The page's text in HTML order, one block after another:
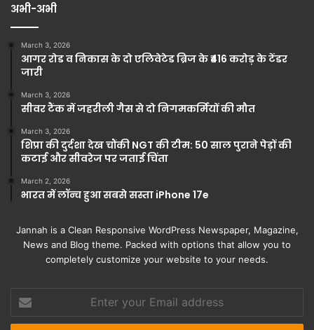
अभी-अभी
March 3, 2026
आगर रोड व निकास के दो एलिवेटेड ब्रिज के ₹416 करोड़ के टेंडर
जारी
March 3, 2026
सीवर टैंक में जहरीली गैस से दो निगमकर्मियों की मौत
March 3, 2026
शिप्रा की दुर्दशा देख चौंकी NGT की टीम: 50 साल पुराने पेड़ों की
कटाई और सीवरेज पर जताई चिंता
March 2, 2026
भारत में लॉन्च हुआ सबसे सस्ता iPhone 17e
Jannah is a Clean Responsive WordPress Newspaper, Magazine,
News and Blog theme. Packed with options that allow you to
completely customize your website to your needs.
your
Email